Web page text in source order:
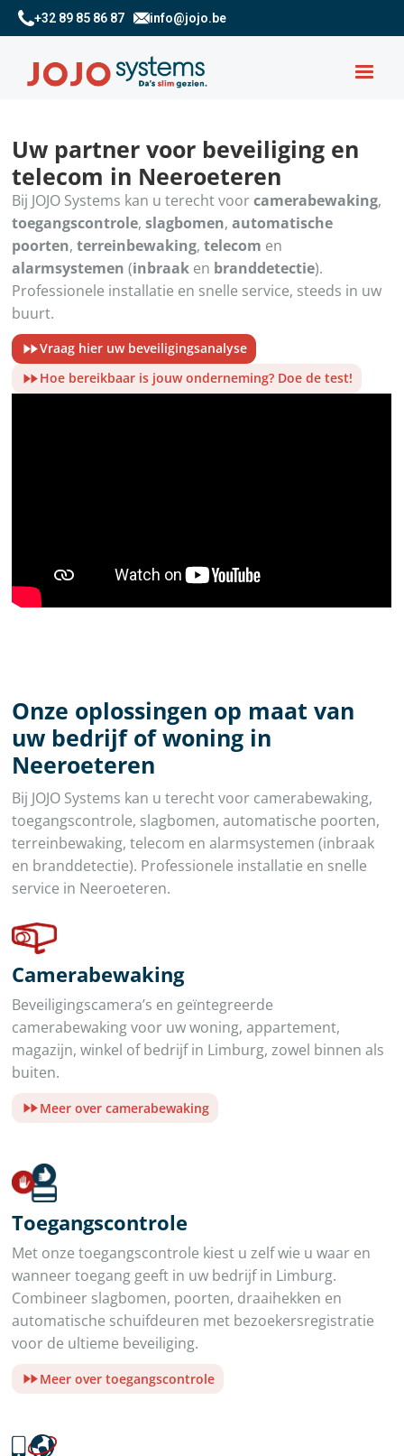
+32 89 85 86 87 info@jojo.be
Uw partner voor beveiliging en
telecom in Neeroeteren
Bij JOJO Systems kan u terecht voorcamerabewaking,
toegangscontrole,slagbomen,automatische
poorten,terreinbewaking,telecom en
alarmsystemen (inbraak en branddetectie).
Professionele installatie en snelle service, steeds in uw
buurt.
Vraag hier uw beveiligingsanalyse
Hoe bereikbaar is jouw onderneming? Doe de test!
Onze oplossingen op maat van
uw bedrijf of woning in
Neeroeteren
Bij JOJO Systems kan u terecht voor camerabewaking,
toegangscontrole, slagbomen, automatische poorten,
terreinbewaking, telecom en alarmsystemen (inbraak
en branddetectie). Professionele installatie en snelle
service in Neeroeteren.
Camerabewaking
Beveiligingscamera’s en geïntegreerde
camerabewaking voor uw woning, appartement,
magazijn, winkel of bedrijf in Limburg, zowel binnen als
buiten.
Meer over camerabewaking
Toegangscontrole
Met onze toegangscontrole kiest u zelf wie u waar en
wanneer toegang geeft in uw bedrijf in Limburg.
Combineer slagbomen, poorten, draaihekken en
automatische schuifdeuren met bezoekersregistratie
voor de ultieme beveiliging.
Meer over toegangscontrole